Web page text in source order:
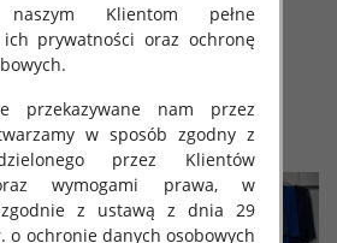
76.00 zł
szczegóły
naszym Klientom pełne
ich prywatności oraz ochronę
przekazywane nam przez
w sposób zgodny z
przez Klientów
wymogami prawa, w
zgodnie z ustawą z dnia 29
o ochronie danych osobowych